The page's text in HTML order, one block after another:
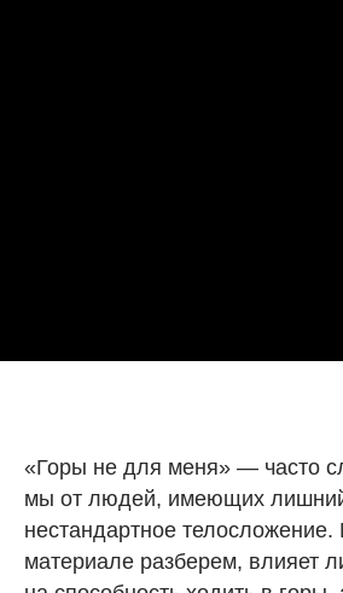
«Горы не для меня» — часто
мы от людей, имеющих
нестандартное телосложение.
материале разберем, влияет